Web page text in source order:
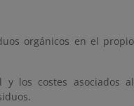
orgánicos en el propio
y los costes asociados al